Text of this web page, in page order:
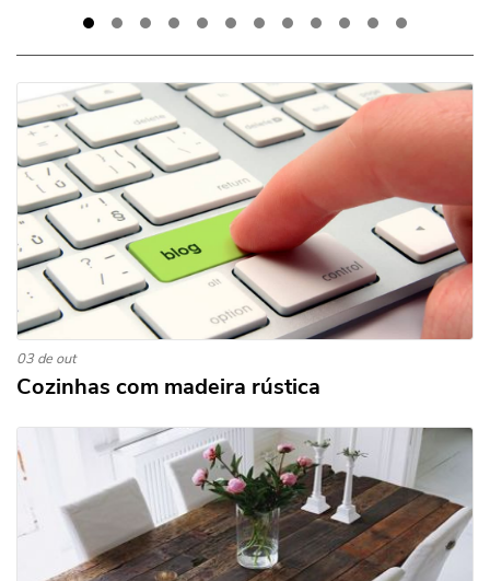
03 de out
Cozinhas com madeira rústica